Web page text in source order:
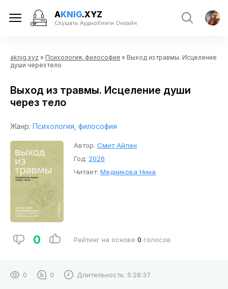
AKNIG.XYZ
Слушать АудиоКниги Онлайн
aknig.xyz » Психология, философия » Выход из травмы. Исцеление
души через тело
Выход из травмы. Исцеление души
через тело
Жанр: Психология, философия
Автор: Смит Айлен
Год: 2026
Читает: Медникова Нина
0 Рейтинг на основе 0 голосов
0 0 Длительность: 5:28:37